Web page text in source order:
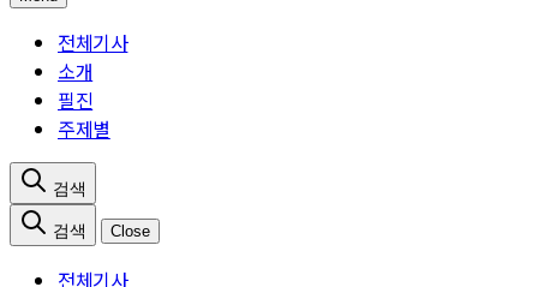
전체기사
소개
필진
주제별
Close
전체기사